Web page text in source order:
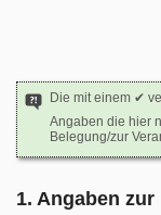
Die mit einem ✔
Angaben die hier
Belegung/zur
1. Angaben